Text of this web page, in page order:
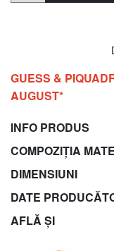
GUESS &
AUGUST*
INFO PRODUS
COMPOZIȚIA
DIMENSIUNI
DATE
AFLĂ ȘI